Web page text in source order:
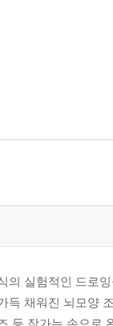
의 실험적인 드로
득 채워진 뇌모양